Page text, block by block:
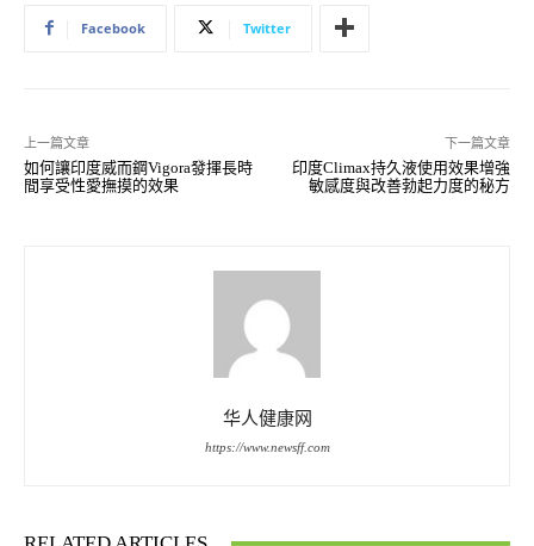
Facebook Twitter
上一篇文章
如何讓印度威而鋼Vigora發揮長時
間享受性愛撫摸的效果
下一篇文章
印度Climax持久液使用效果增強
敏感度與改善勃起力度的秘方
华人健康网
https://www.newsff.com